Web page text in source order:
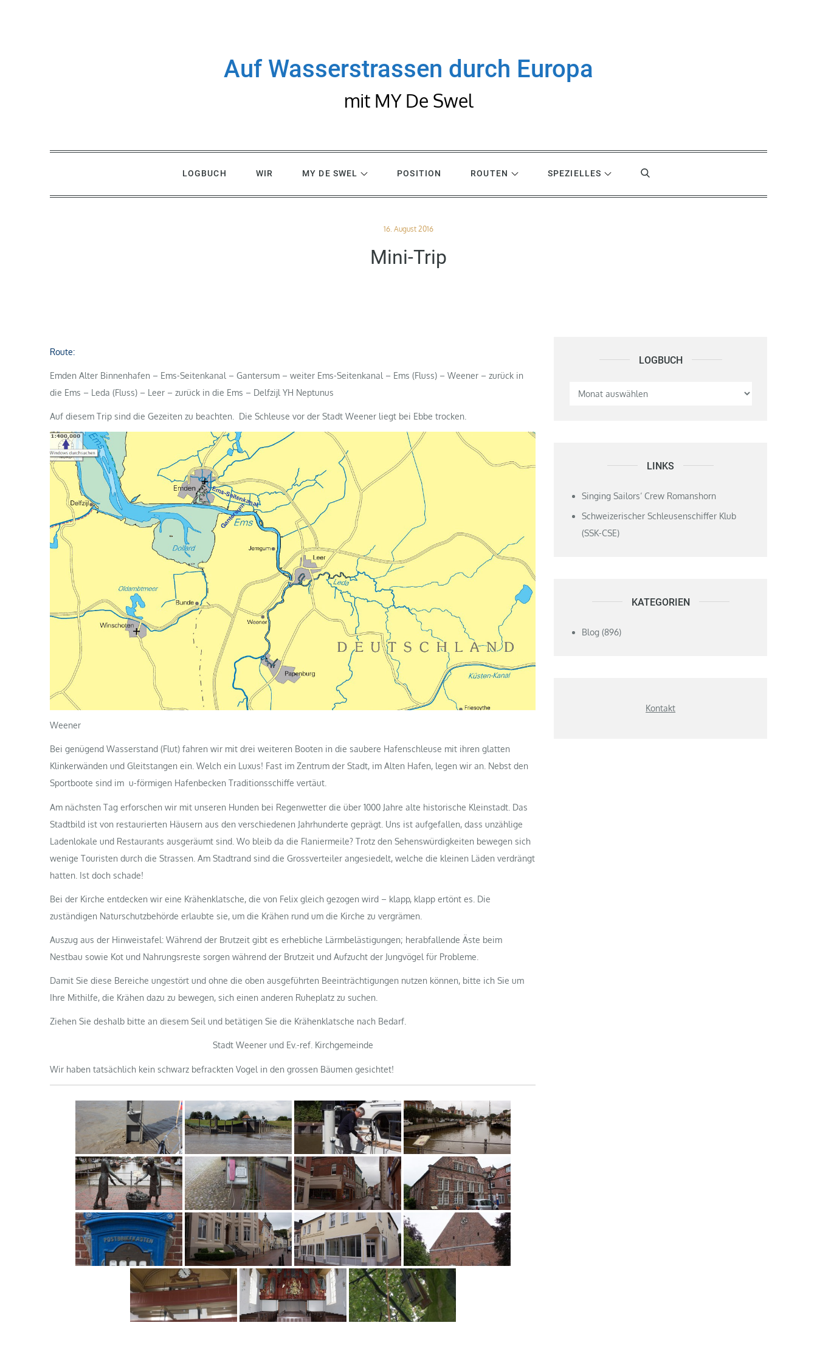
Auf Wasserstrassen durch Europa
mit MY De Swel
LOGBUCH WIR MY DE SWEL POSITION ROUTEN SPEZIELLES
Posted
16. August 2016
Mini-Trip
Route:
Emden Alter Binnenhafen – Ems-Seitenkanal – Gantersum – weiter Ems-Seitenkanal – Ems (Fluss) – Weener – zurück in
die Ems – Leda (Fluss) – Leer – zurück in die Ems – Delfzijl YH Neptunus
Auf diesem Trip sind die Gezeiten zu beachten. Die Schleuse vor der Stadt Weener liegt bei Ebbe trocken.
Weener
Bei genügend Wasserstand (Flut) fahren wir mit drei weiteren Booten in die saubere Hafenschleuse mit ihren glatten
Klinkerwänden und Gleitstangen ein. Welch ein Luxus! Fast im Zentrum der Stadt, im Alten Hafen, legen wir an. Nebst den
Sportboote sind im u-förmigen Hafenbecken Traditionsschiffe vertäut.
Am nächsten Tag erforschen wir mit unseren Hunden bei Regenwetter die über 1000 Jahre alte historische Kleinstadt. Das
Stadtbild ist von restaurierten Häusern aus den verschiedenen Jahrhunderte geprägt. Uns ist aufgefallen, dass unzählige
Ladenlokale und Restaurants ausgeräumt sind. Wo bleib da die Flaniermeile? Trotz den Sehenswürdigkeiten bewegen sich
wenige Touristen durch die Strassen. Am Stadtrand sind die Grossverteiler angesiedelt, welche die kleinen Läden verdrängt
hatten. Ist doch schade!
Bei der Kirche entdecken wir eine Krähenklatsche, die von Felix gleich gezogen wird – klapp, klapp ertönt es. Die
zuständigen Naturschutzbehörde erlaubte sie, um die Krähen rund um die Kirche zu vergrämen.
Auszug aus der Hinweistafel: Während der Brutzeit gibt es erhebliche Lärmbelästigungen; herabfallende Äste beim
Nestbau sowie Kot und Nahrungsreste sorgen während der Brutzeit und Aufzucht der Jungvögel für Probleme.
Damit Sie diese Bereiche ungestört und ohne die oben ausgeführten Beeinträchtigungen nutzen können, bitte ich Sie um
Ihre Mithilfe, die Krähen dazu zu bewegen, sich einen anderen Ruheplatz zu suchen.
Ziehen Sie deshalb bitte an diesem Seil und betätigen Sie die Krähenklatsche nach Bedarf.
Stadt Weener und Ev.-ref. Kirchgemeinde
Wir haben tatsächlich kein schwarz befrackten Vogel in den grossen Bäumen gesichtet!
LOGBUCH Logbuch
LINKS
Singing Sailors‘ Crew Romanshorn
Schweizerischer Schleusenschiffer Klub
(SSK-CSE)
KATEGORIEN
Blog (896)
Kontakt